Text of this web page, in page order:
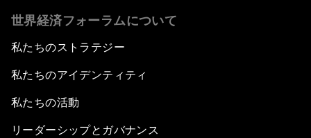
世界経済フォーラムについて
私たちのストラテジー
私たちのアイデンティティ
私たちの活動
リーダーシップとガバナンス